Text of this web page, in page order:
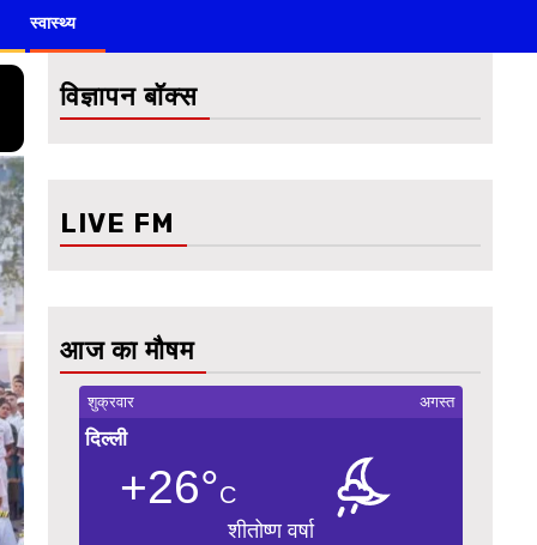
स्वास्थ्य
विज्ञापन बॉक्स
LIVE FM
आज का मौषम
शुक्रवार अगस्त
दिल्ली
+26°C
शीतोष्ण वर्षा